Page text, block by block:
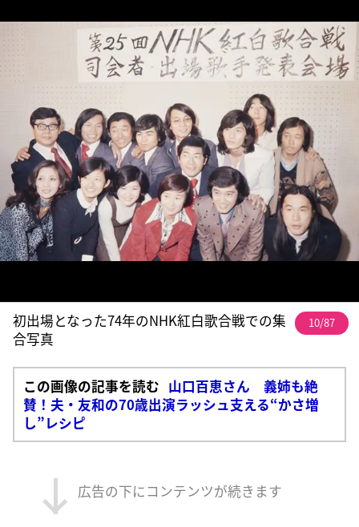
初出場となった74年のNHK紅白歌合戦での集
合写真
10/87
この画像の記事を読む 山口百恵さん 義姉も絶
賛！夫・友和の70歳出演ラッシュ支える“かさ増
し”レシピ
広告の下にコンテンツが続きます